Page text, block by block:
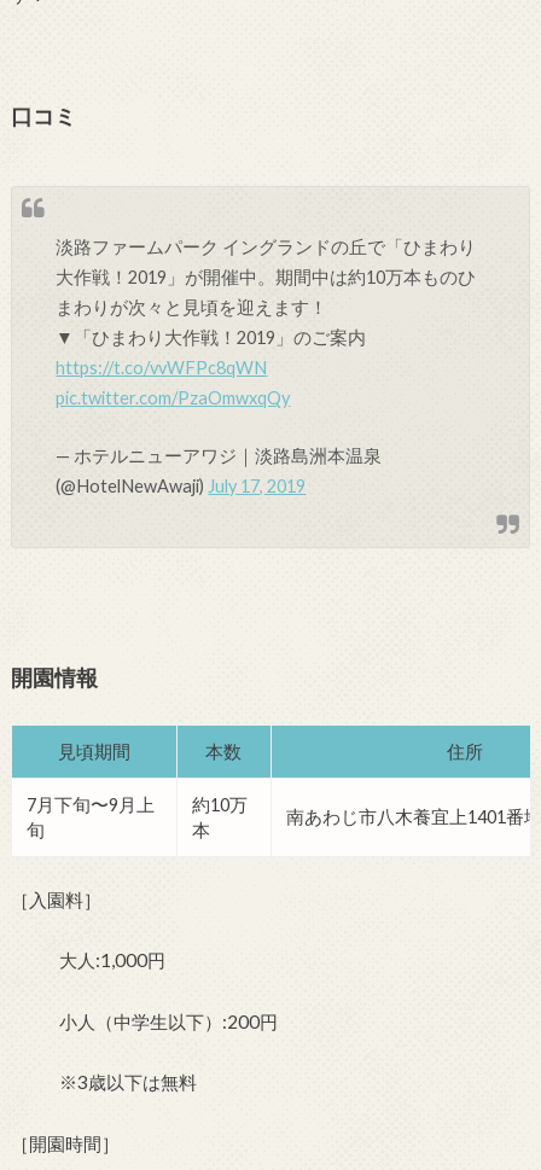
口コミ
淡路ファームパーク イングランドの丘で「ひまわり
大作戦！2019」が開催中。期間中は約10万本ものひ
まわりが次々と見頃を迎えます！
▼「ひまわり大作戦！2019」のご案内
https://t.co/vvWFPc8qWN
pic.twitter.com/PzaOmwxqQy
— ホテルニューアワジ｜淡路島洲本温泉
(@HotelNewAwaji) July 17, 2019
開園情報
見頃期間 本数 住所
7月下旬〜9月上
旬
約10万
本
南あわじ市八木養宜上1401番地
［入園料］
大人:1,000円
小人（中学生以下）:200円
※3歳以下は無料
［開園時間］